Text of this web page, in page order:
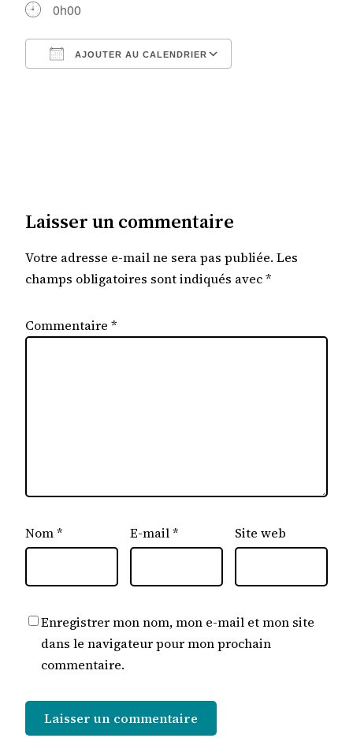
0h00
AJOUTER AU CALENDRIER
Laisser un commentaire
Votre adresse e-mail ne sera pas publiée. Les
champs obligatoires sont indiqués avec*
Commentaire *
Nom* E-mail* Site web
Enregistrer mon nom, mon e-mail et mon site
dans le navigateur pour mon prochain
commentaire.